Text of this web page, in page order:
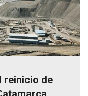
reinicio de